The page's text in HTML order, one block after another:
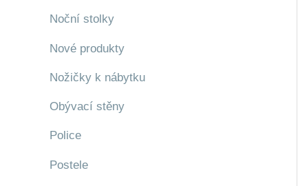
Noční stolky
Nové produkty
Nožičky k nábytku
Obývací stěny
Police
Postele